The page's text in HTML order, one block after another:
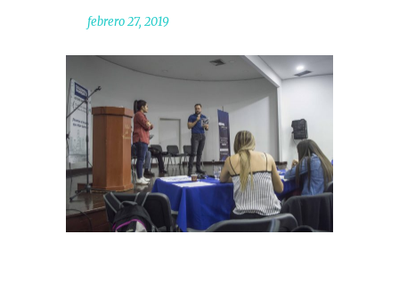
febrero 27, 2019